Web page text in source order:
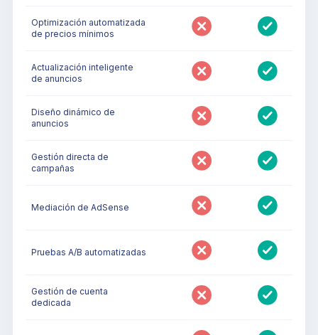
Optimización automatizada
de precios mínimos
Actualización inteligente
de anuncios
Diseño dinámico de
anuncios
Gestión directa de
campañas
Mediación de AdSense
Pruebas A/B automatizadas
Gestión de cuenta
dedicada